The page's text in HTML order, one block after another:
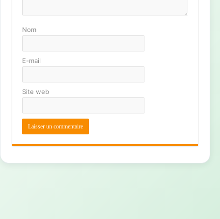
Nom
E-mail
Site web